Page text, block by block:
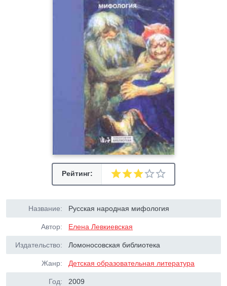
Рейтинг:
Название: Русская народная мифология
Автор: Елена Левкиевская
Издательство: Ломоносовская библиотека
Жанр: Детская образовательная литература
Год: 2009